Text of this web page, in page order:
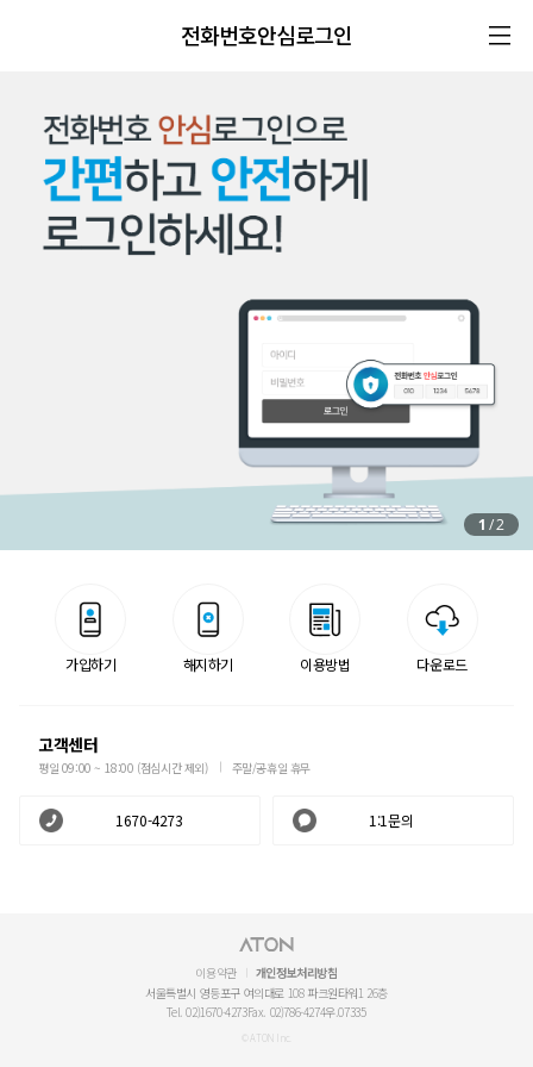
전화번호안심로그인
1 /2
가입하기 해지하기 이용방법 다운로드
고객센터
평일 09:00 ~ 18:00 (점심시간 제외) 주말/공휴일 휴무
1670-4273 1:1문의
이용약관
개인정보처리방침
서울특별시 영등포구 여의대로 108 파크원타워1 26층
Tel. 02)1670-4273Fax. 02)786-4274우.07335
© ATON Inc.